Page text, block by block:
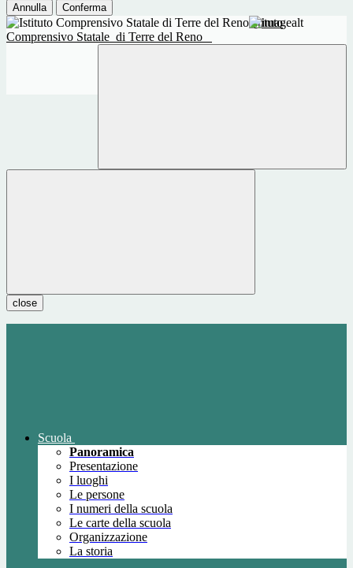
Annulla Conferma
Istituto
Comprensivo Statale di Terre del Reno
close
Scuola
Panoramica
Presentazione
I luoghi
Le persone
I numeri della scuola
Le carte della scuola
Organizzazione
La storia